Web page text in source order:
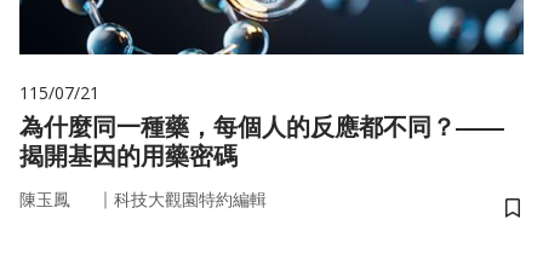
115/07/21
為什麼同一種藥，每個人的反應都不同？——
揭開基因的用藥密碼
陳玉鳳 ｜ 科技大觀園特約編輯
儲